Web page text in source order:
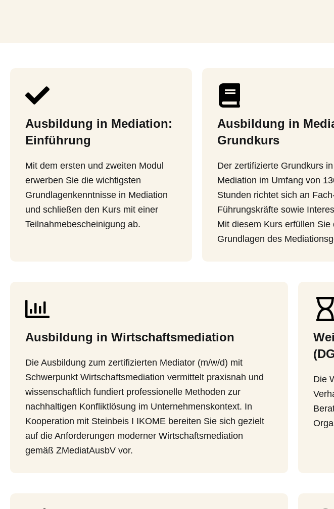
Ausbildung in Mediation:
Einführung
Mit dem ersten und zweiten Modul
erwerben Sie die wichtigsten
Grundlagenkenntnisse in Mediation
und schließen den Kurs mit einer
Teilnahmebescheinigung ab.
Ausbildung in
Grundkurs
Der zertifizierte Grundkurs in
Mediation im Umfang von
Stunden richtet sich an
Führungskräfte sowie
Mit diesem Kurs erfüllen Sie
Grundlagen des
Ausbildung in Wirtschaftsmediation
Die Ausbildung zum zertifizierten Mediator (m/w/d) mit
Schwerpunkt Wirtschaftsmediation vermittelt praxisnah und
wissenschaftlich fundiert professionelle Methoden zur
nachhaltigen Konfliktlösung im Unternehmenskontext. In
Kooperation mit Steinbeis I IKOME bereiten Sie sich gezielt
auf die Anforderungen moderner Wirtschaftsmediation
gemäß ZMediatAusbV vor.
Die